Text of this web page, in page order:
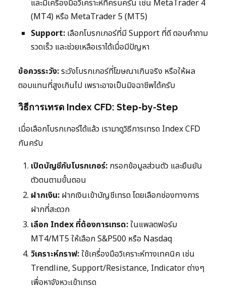
และมีเครื่องมือวิเคราะห์ที่ครบครัน เช่น MetaTrader 4
(MT4) หรือ MetaTrader 5 (MT5)
Support: เลือกโบรกเกอร์ที่มี Support ที่ดี ตอบคำถาม
รวดเร็ว และช่วยเหลือเราได้เมื่อมีปัญหา
ข้อควรระวัง:ระวังโบรกเกอร์ที่โฆษณาเกินจริง หรือให้ผล
ตอบแทนที่สูงเกินไป เพราะอาจเป็นมิจฉาชีพได้ครับ
วิธีการเทรด Index CFD: Step-by-Step
เมื่อเลือกโบรกเกอร์ได้แล้ว เรามาดูวิธีการเทรด Index CFD
กันครับ
เปิดบัญชีกับโบรกเกอร์: กรอกข้อมูลส่วนตัว และยืนยัน
ตัวตนตามขั้นตอน
ฝากเงิน: ฝากเงินเข้าบัญชีเทรด โดยเลือกช่องทางการ
ฝากที่สะดวก
เลือก Index ที่ต้องการเทรด:ในแพลตฟอร์ม
MT4/MT5 ให้เลือก S&P500 หรือ Nasdaq
วิเคราะห์กราฟ:ใช้เครื่องมือวิเคราะห์ทางเทคนิค เช่น
Trendline, Support/Resistance, Indicator ต่างๆ
เพื่อหาจังหวะเข้าเทรด